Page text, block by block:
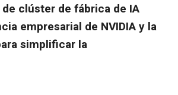
clúster de fábrica de IA
empresarial de NVIDIA y la
simplificar la